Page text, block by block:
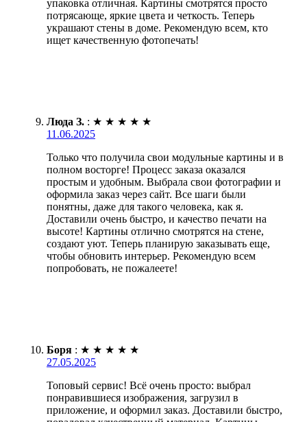
упаковка отличная. Картины смотрятся просто
потрясающе, яркие цвета и четкость. Теперь
украшают стены в доме. Рекомендую всем, кто
ищет качественную фотопечать!
Люда З. : ★ ★ ★ ★ ★
11.06.2025
Только что получила свои модульные картины и в
полном восторге! Процесс заказа оказался
простым и удобным. Выбрала свои фотографии и
оформила заказ через сайт. Все шаги были
понятны, даже для такого человека, как я.
Доставили очень быстро, и качество печати на
высоте! Картины отлично смотрятся на стене,
создают уют. Теперь планирую заказывать еще,
чтобы обновить интерьер. Рекомендую всем
попробовать, не пожалеете!
Боря : ★ ★ ★ ★ ★
27.05.2025
Топовый сервис! Всё очень просто: выбрал
понравившиеся изображения, загрузил в
приложение, и оформил заказ. Доставили быстро,